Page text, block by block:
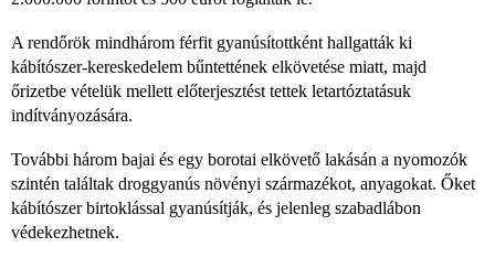
A rendőrök mindhárom férfit gyanúsítottként hallgatták ki
kábítószer-kereskedelem bűntettének elkövetése miatt, majd
őrizetbe vételük mellett előterjesztést tettek letartóztatásuk
indítványozására.
További három bajai és egy borotai elkövető lakásán a nyomozók
szintén találtak droggyanús növényi származékot, anyagokat. Őket
kábítószer birtoklással gyanúsítják, és jelenleg szabadlábon
védekezhetnek.